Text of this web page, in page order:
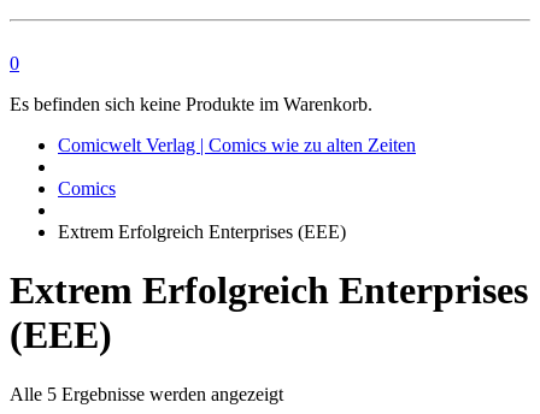
0
Es befinden sich keine Produkte im Warenkorb.
Comicwelt Verlag | Comics wie zu alten Zeiten
Comics
Extrem Erfolgreich Enterprises (EEE)
Extrem Erfolgreich Enterprises
(EEE)
Alle 5 Ergebnisse werden angezeigt